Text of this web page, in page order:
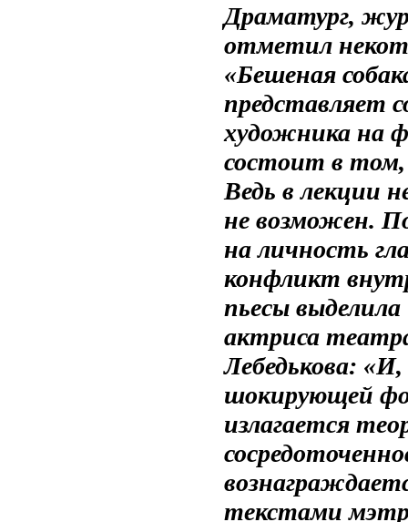
Драматург,
отметил
«Бешеная
представляет
художника на
состоит в
Ведь в лекции
не возможен.
на личность
конфликт
пьесы
актриса
Лебедькова:
шокирующей
излагается
текстами